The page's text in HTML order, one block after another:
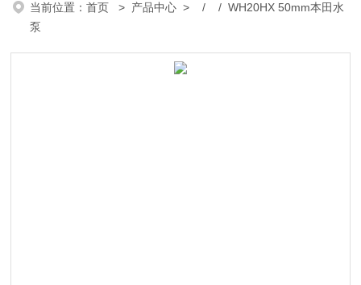
当前位置：首页 > 产品中心 > / / WH20HX 50mm本田水
泵